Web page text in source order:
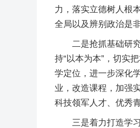
力，落实立德树人根
全局以及辨别政治是
二是抢抓基础研
持“以本为本”，切实
学定位，进一步深化
业，改造课程，加强
科技领军人才、优秀
三是着力打造学